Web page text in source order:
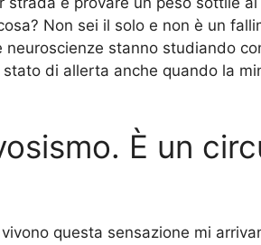
Non sei il solo e non è un
stanno studiando
di allerta anche quando la
È un
questa sensazione mi